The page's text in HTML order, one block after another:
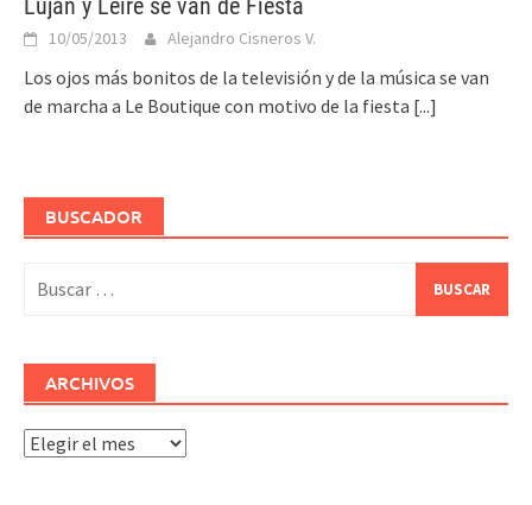
10/05/2013 Alejandro Cisneros V.
Los ojos más bonitos de la televisión y de la música se van
de marcha a Le Boutique con motivo de la fiesta [...]
BUSCADOR
ARCHIVOS
Archivos